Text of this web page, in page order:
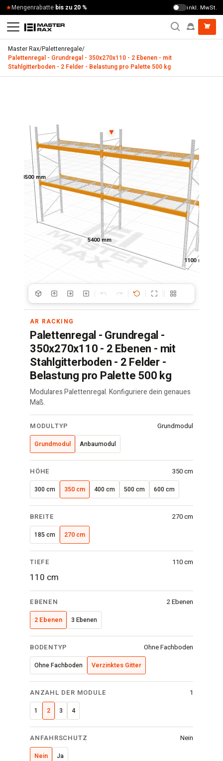
Zum Inhalt springen
Mengenrabatte bis zu 20 % inkl. MwSt.
Master Rax/Palettenregale/
Palettenregal - Grundregal - 350x270x110 - 2 Ebenen - mit
Stahlgitterboden - 2 Felder - Belastung pro Palette 500 kg
3500 mm
5400 mm
1100 mm
▼
AR RACKING
Palettenregal - Grundregal -
350x270x110 - 2 Ebenen - mit
Stahlgitterboden - 2 Felder -
Belastung pro Palette 500 kg
Modulares Palettenregal. Konfiguriere dein genaues
Maß.
Palettenregal
·
350x270x110
cm
·
2
Ebenen
·
Verzinktes
Gitter
MODULTYP Grundmodul
Grundmodul Anbaumodul
HÖHE 350 cm
300 cm 350 cm 400 cm 500 cm 600 cm
BREITE 270 cm
185 cm 270 cm
TIEFE 110 cm
110 cm
EBENEN 2 Ebenen
2 Ebenen 3 Ebenen
BODENTYP Ohne Fachboden
Ohne Fachboden Verzinktes Gitter
ANZAHL DER MODULE 1
1 2 3 4
ANFAHRSCHUTZ Nein
Nein Ja